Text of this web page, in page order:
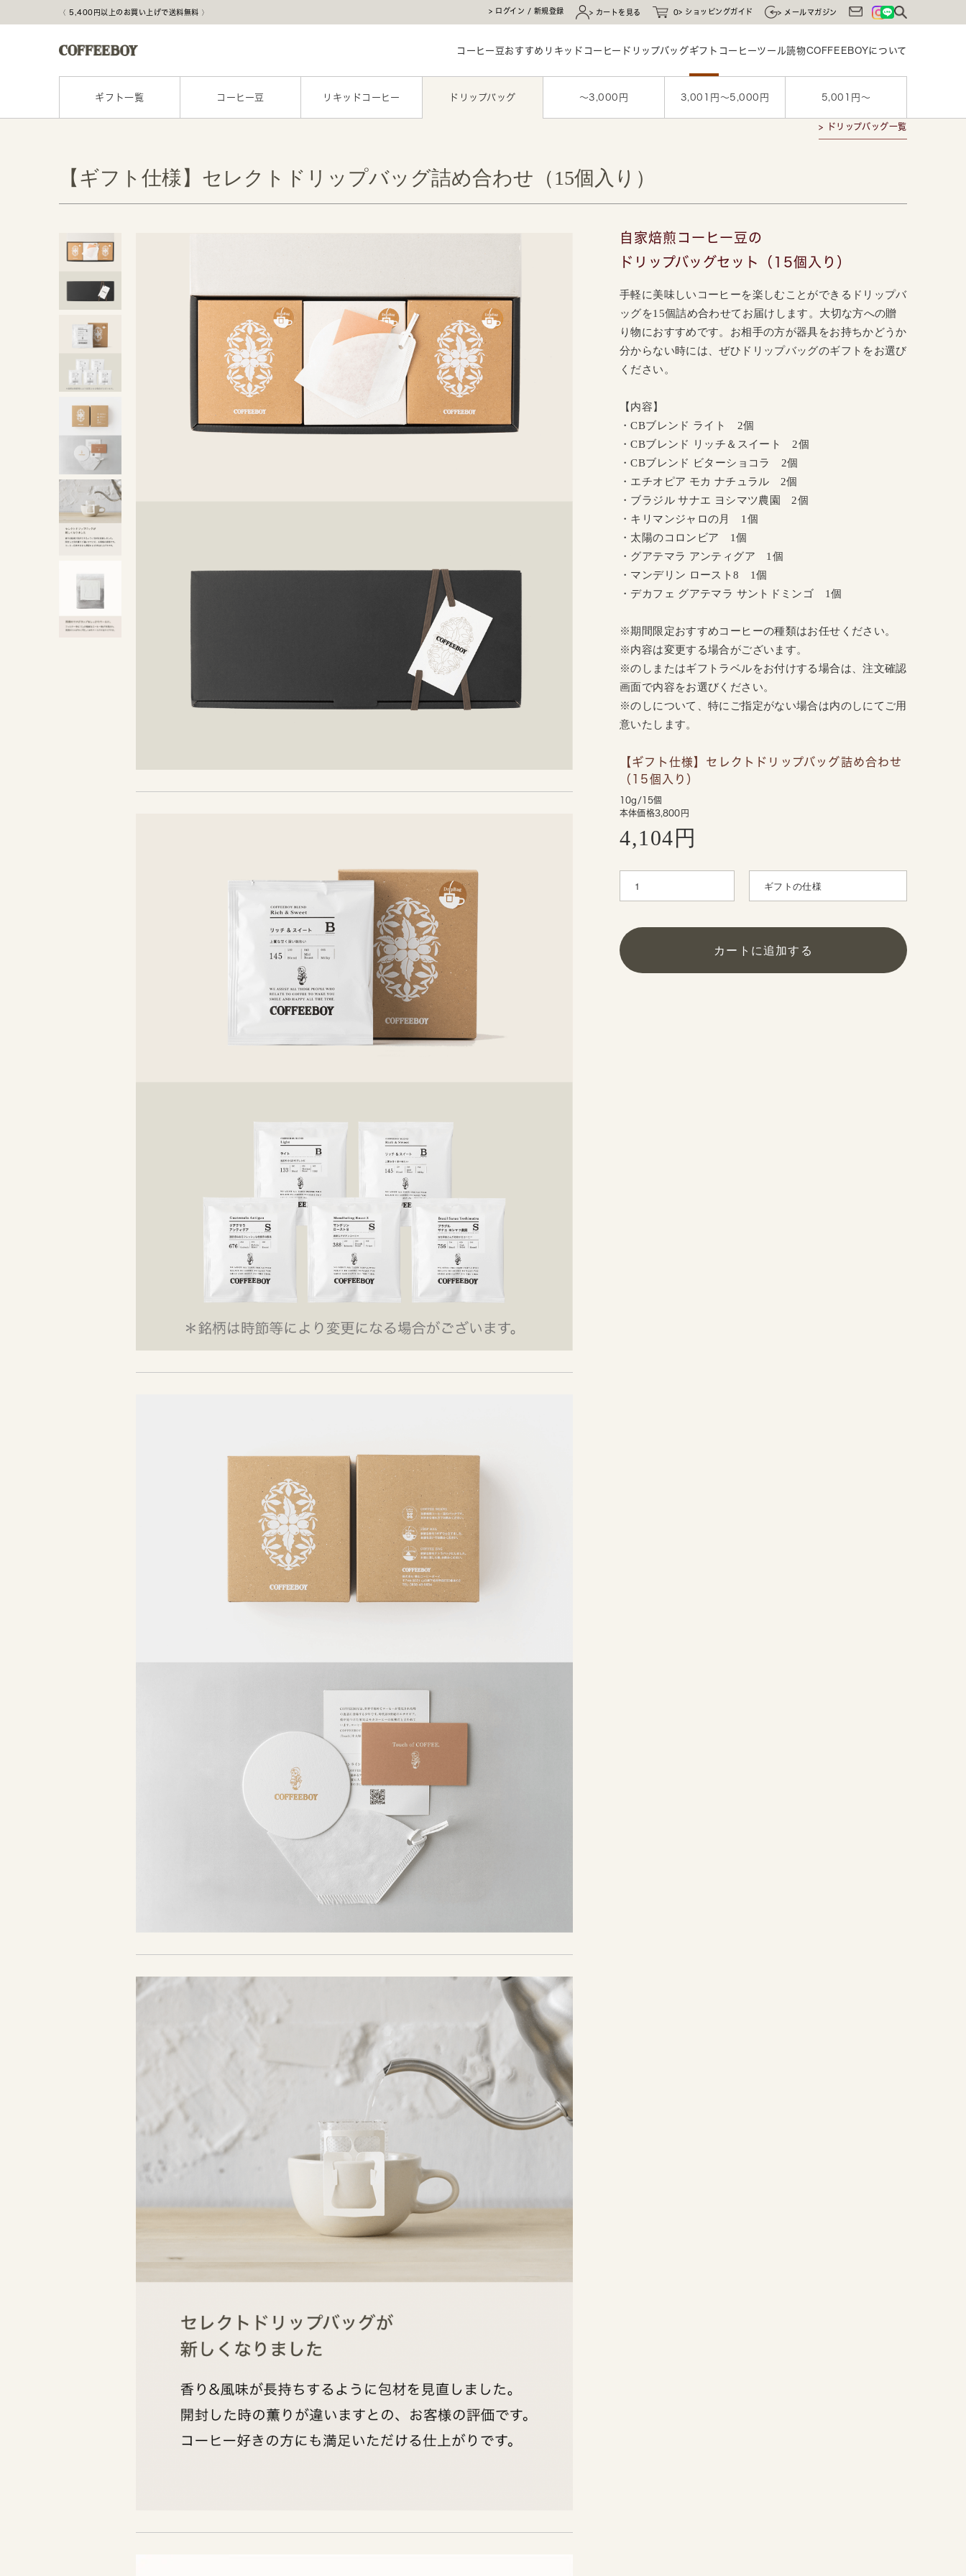
5,400円以上のお買い上げで送料無料 ログイン / 新規登録 カートを見る 0 ショッピングガイド メールマガジン
コーヒー豆おすすめ リキッドコーヒー ドリップバッグギフト コーヒーツール読物COFFEEBOYに ついて
ギフト一覧 コーヒー豆 リキッドコーヒー ドリップバッグ 〜3,000円 3,001円〜5,000円 5,001円〜
> ドリップバッグ一覧
【ギフト仕様】セレクトドリップバッグ詰め合わせ（15個入り）
自家焙煎コーヒー豆の
ドリップバッグセット（15個入り）
手軽に美味しいコーヒーを楽しむことができるドリップバ
ッグを15個詰め合わせてお届けします。大切な方への贈
り物におすすめです。お相手の方が器具をお持ちかどうか
分からない時には、ぜひドリップバッグのギフトをお選び
ください。
【内容】
・CBブレンド ライト 2個
・CBブレンド リッチ＆スイート 2個
・CBブレンド ビターショコラ 2個
・エチオピア モカ ナチュラル 2個
・ブラジル サナエ ヨシマツ農園 2個
・キリマンジャロの月 1個
・太陽のコロンビア 1個
・グアテマラ アンティグア 1個
・マンデリン ロースト8 1個
・デカフェ グアテマラ サントドミンゴ 1個
※期間限定おすすめコーヒーの種類はお任せください。
※内容は変更する場合がございます。
※のしまたはギフトラベルをお付けする場合は、注文確認
画面で内容をお選びください。
※のしについて、特にご指定がない場合は内のしにてご用
意いたします。
【ギフト仕様】セレクトドリップバッグ詰め合わせ
（15個入り）
10g/15個
本体価格3,800円
4,104円
カートに追加する